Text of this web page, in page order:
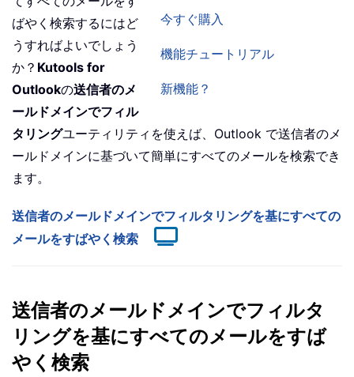
今すぐ購入
機能チュートリアル
新機能？
ばやく検索するにはど
うすればよいでしょう
か？ Kutools for
Outlookの送信者のメ
ールドメインでフィル
タリングユーティリティを使えば、Outlook で送信者のメ
ールドメインに基づいて簡単にすべてのメールを検索でき
ます。
送信者のメールドメインでフィルタリングを基にすべての
メールをすばやく検索
送信者のメールドメインでフィルタ
リングを基にすべてのメールをすば
やく検索